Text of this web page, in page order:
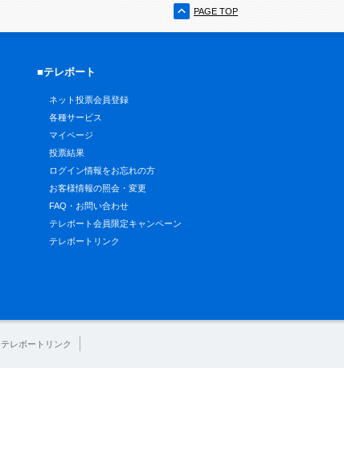
PAGE TOP
■テレボート
ネット投票会員登録
各種サービス
マイページ
投票結果
ログイン情報をお忘れの方
お客様情報の照会・変更
FAQ・お問い合わせ
テレボート会員限定キャンペーン
テレボートリンク
テレボートリンク